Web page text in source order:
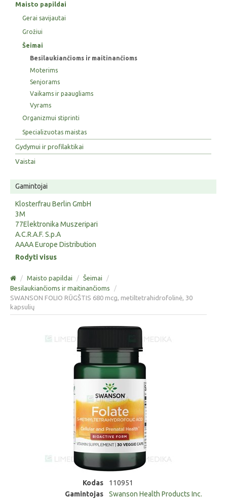
Maisto papildai
Gerai savijautai
Grožiui
Šeimai
Besilaukiančioms ir maitinančioms
Moterims
Senjorams
Vaikams ir paaugliams
Vyrams
Organizmui stiprinti
Specializuotas maistas
Gydymui ir profilaktikai
Vaistai
Gamintojai
Klosterfrau Berlin GmbH
3M
77Elektronika Muszeripari
A.C.R.A.F. S.p.A
AAAA Europe Distribution
Rodyti visus
/ Maisto papildai / Šeimai
/
Besilaukiančioms ir maitinančioms
/
SWANSON FOLIO RŪGŠTIS 680 mcg, metiltetrahidrofolinė, 30
kapsulių
Kodas
110951
Gamintojas
Swanson Health Products Inc.